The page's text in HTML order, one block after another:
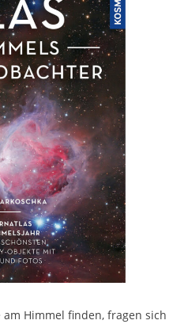
am Himmel finden, fragen sich